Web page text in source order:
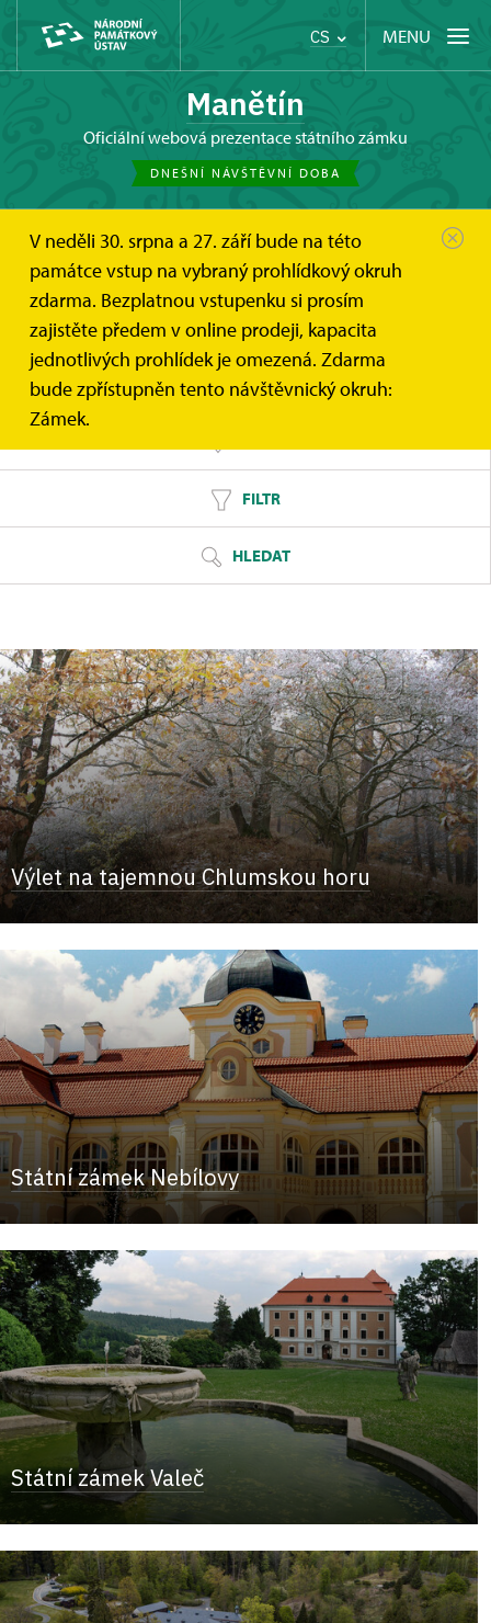
CS MENU
Manětín
oficiální webová prezentace státního zámku
DNEŠNÍ NÁVŠTĚVNÍ DOBA
V neděli 30. srpna a 27. září bude na této
památce vstup na vybraný prohlídkový okruh
zdarma. Bezplatnou vstupenku si prosím
zajistěte předem v online prodeji, kapacita
jednotlivých prohlídek je omezená. Zdarma
bude zpřístupněn tento návštěvnický okruh:
Zámek.
Manětín Tipy na výlet
FILTR
HLEDAT
Výlet na tajemnou Chlumskou horu
Státní zámek Nebílovy
Státní zámek Valeč